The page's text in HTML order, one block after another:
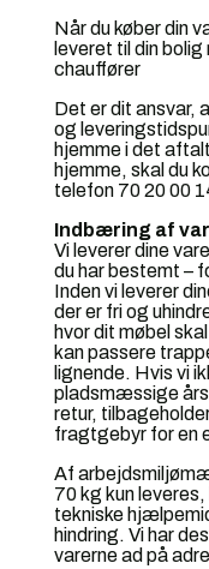
Når du køber din
leveret til din bolig
chauffører
Det er dit ansvar,
og
hjemme i det
hjemme, skal du
telefon 70 20 00
Indbæring af
Vi leverer dine
du har bestemt –
Inden vi leverer
der er fri og
hvor dit møbel
kan passere
lignende. Hvis vi
pladsmæssige
retur,
fragtgebyr for en
Af
70 kg kun
tekniske
hindring. Vi har
varerne ad på